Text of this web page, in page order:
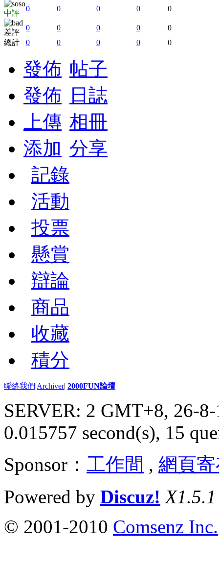
中評
0 0 0 0 0
差評
0 0 0 0
0
總計
0 0 0 0 0
發佈 帖子
發佈
日誌
上傳 相冊
添加 分享
記錄
活動
投票
懸賞
辯論
商品
收藏
積分
聯絡我們|Archiver| 2000FUN論壇
SERVER: 2 GMT+8, 26-
0.015757 second(s), 15
Sponsor： 工作間 , 網頁
Powered by Discuz! X1.5.1
© 2001-2010 Comsenz Inc.